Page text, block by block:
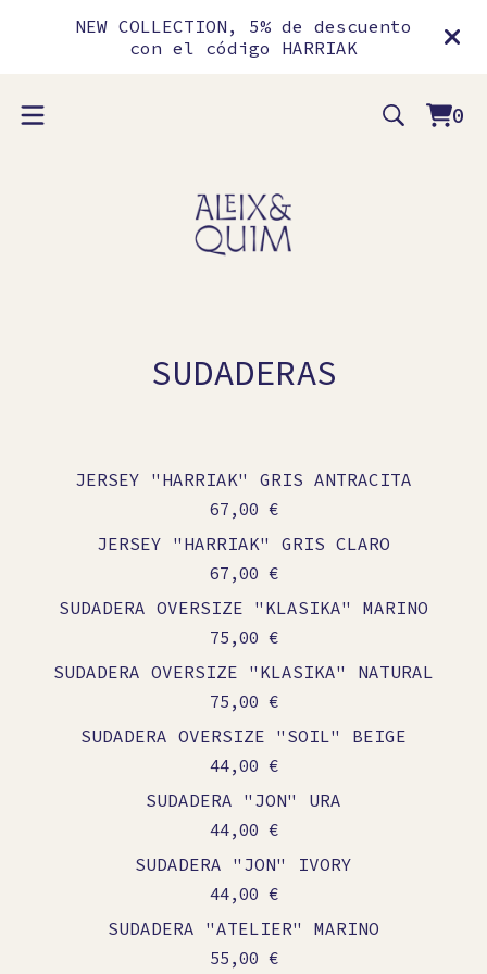
NEW COLLECTION, 5% de descuento
con el código HARRIAK
0
0
SUDADERAS
JERSEY "HARRIAK" GRIS ANTRACITA
67,00 €
JERSEY "HARRIAK" GRIS CLARO
67,00 €
SUDADERA OVERSIZE "KLASIKA" MARINO
75,00 €
SUDADERA OVERSIZE "KLASIKA" NATURAL
75,00 €
On sale
SUDADERA OVERSIZE "SOIL" BEIGE
44,00 €
SUDADERA "JON" URA
44,00 €
SUDADERA "JON" IVORY
44,00 €
Sold out
SUDADERA "ATELIER" MARINO
55,00 €